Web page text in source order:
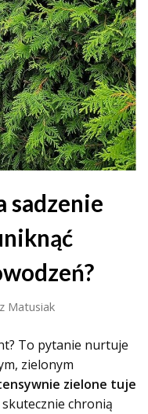
sadzenie
Matusiak
To pytanie nurtuje
zielonym
zielone tuje
chronią